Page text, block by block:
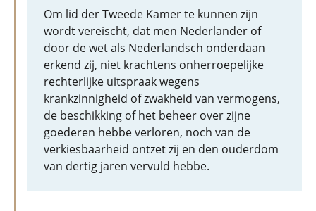
Om lid der Tweede Kamer te kunnen zijn
wordt vereischt, dat men Nederlander of
door de wet als Nederlandsch onderdaan
erkend zij, niet krachtens onherroepelijke
rechterlijke uitspraak wegens
krankzinnigheid of zwakheid van vermogens,
de beschikking of het beheer over zijne
goederen hebbe verloren, noch van de
verkiesbaarheid ontzet zij en den ouderdom
van dertig jaren vervuld hebbe.